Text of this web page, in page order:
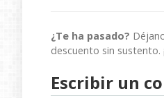
¿Te ha pasado?
descuento sin sustento.
Escribir un